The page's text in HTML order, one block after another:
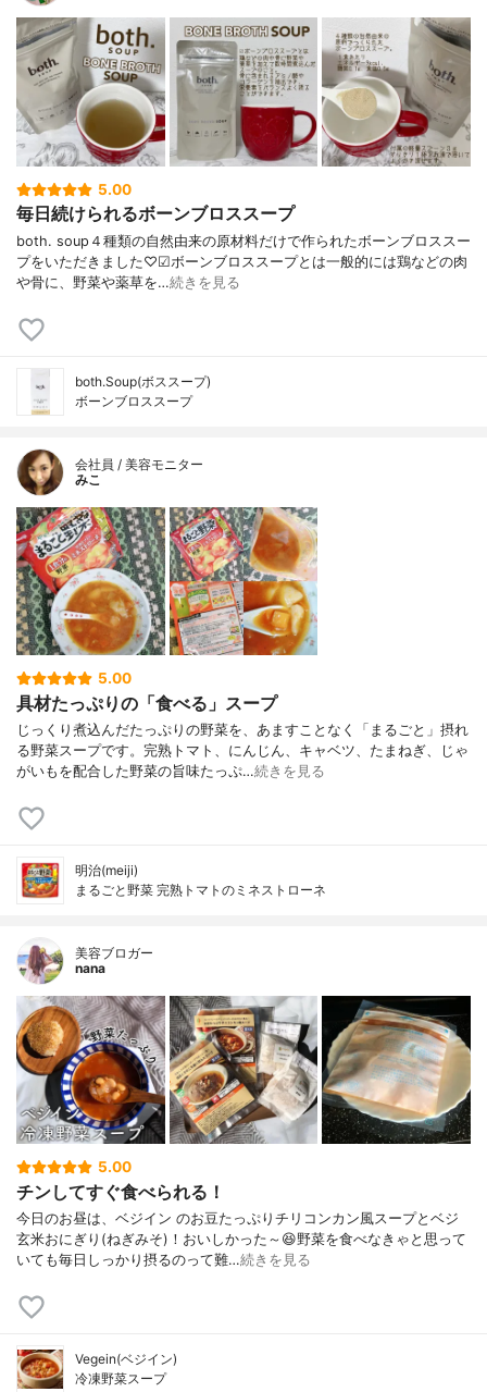
5.00
毎日続けられるボーンブロススープ
both. soup４種類の自然由来の原材料だけで作られたボーンブロススー
プをいただきました♡☑︎ボーンブロススープとは一般的には鶏などの肉
や骨に、野菜や薬草を…続きを見る
both.Soup(ボススープ)
ボーンブロススープ
会社員 / 美容モニター
みこ
5.00
具材たっぷりの「食べる」スープ
じっくり煮込んだたっぷりの野菜を、あますことなく「まるごと」摂れ
る野菜スープです。完熟トマト、にんじん、キャベツ、たまねぎ、じゃ
がいもを配合した野菜の旨味たっぷ…続きを見る
明治(meiji)
まるごと野菜 完熟トマトのミネストローネ
美容ブロガー
nana
5.00
チンしてすぐ食べられる！
今日のお昼は、ベジイン のお豆たっぷりチリコンカン風スープとベジ
玄米おにぎり(ねぎみそ)！おいしかった～😆野菜を食べなきゃと思って
いても毎日しっかり摂るのって難…続きを見る
Vegein(ベジイン)
冷凍野菜スープ